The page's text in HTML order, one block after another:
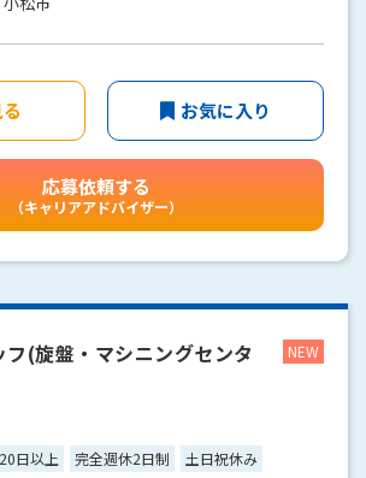
応募依頼する
（キャリアアドバイザー）
お気に入り
(旋盤・マシニングセンタ
日以上 完全週休2日制
土日祝休み